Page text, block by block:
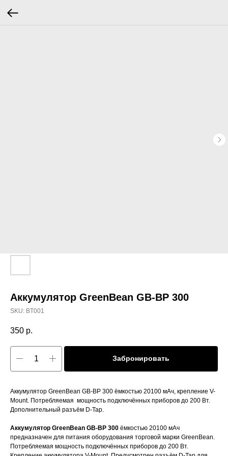
Аккумулятор GreenBean GB-BP 300
SKU: BT001
350 р.
Забронировать
Аккумулятор GreenBean GB-BP 300 ёмкостью 20100 мАч, крепление V-
Mount. Потребляемая мощность подключённых приборов до 200 Вт.
Дополнительный разъём D-Tap.
Аккумулятор GreenBean GB-BP 300 ёмкостью 20100 мАч
предназначен для питания оборудования торговой марки GreenBean.
Потребляемая мощность подключённых приборов до 200 Вт.